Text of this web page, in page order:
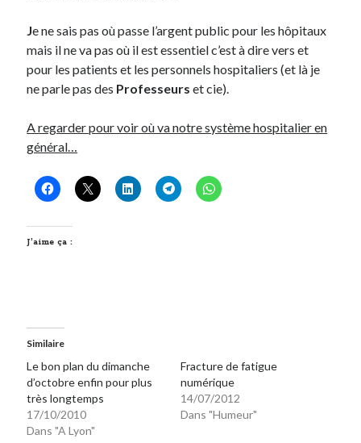
Green
Humeur
Lectures
Mini-monsieur
Non classé
Patchwork
Photos
Proust
Je ne sais pas où passe l’argent public pour les hôpitaux
mais il ne va pas où il est essentiel c’est à dire vers et
pour les patients et les personnels hospitaliers (et là je
ne parle pas des Professeurs et cie).
A regarder pour voir où va notre système hospitalier en
général…
J’aime ça :
Similaire
Le bon plan du dimanche
d’octobre enfin pour plus
très longtemps
17/10/2010
Dans "A Lyon"
Fracture de fatigue
numérique
14/07/2012
Dans "Humeur"